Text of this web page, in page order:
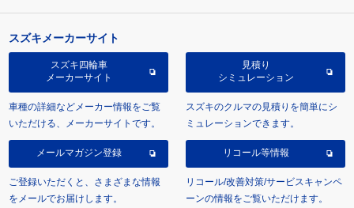
スズキメーカーサイト
スズキ四輪車
メーカーサイト
車種の詳細などメーカー情報をご覧
いただける、メーカーサイトです。
見積り
シミュレーション
スズキのクルマの見積りを簡単にシ
ミュレーションできます。
メールマガジン登録
ご登録いただくと、さまざまな情報
をメールでお届けします。
リコール等情報
リコール/改善対策/サービスキャンペ
ーンの情報をご覧いただけます。